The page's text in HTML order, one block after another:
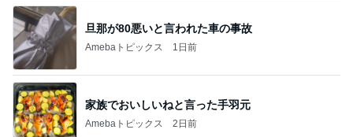
旦那が80悪いと言われた車の事故
Amebaトピックス 1日前
家族でおいしいねと言った手羽元
Amebaトピックス 2日前